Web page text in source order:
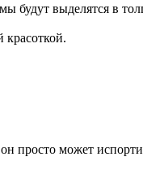
будут выделятся в
красоткой.
просто может